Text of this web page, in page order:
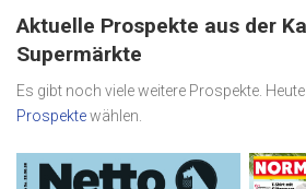
Aktuelle Prospekte aus der
Supermärkte
Es gibt noch viele weitere Prospekte.
Prospektewählen.